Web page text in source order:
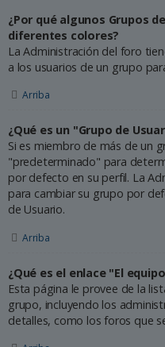
¿Por qué algunos Grupos
diferentes colores?
La Administración del foro
a los usuarios de un grupo
Arriba
¿Qué es un "Grupo de
Si es miembro de más de un
"predeterminado" para
por defecto en su perfil. La
para cambiar su grupo por
de Usuario.
Arriba
¿Qué es el enlace "El
Esta página le provee de la
grupo, incluyendo los
detalles, como los foros que